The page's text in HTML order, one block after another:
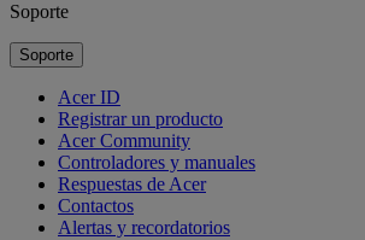
Soporte
Soporte
Acer ID
Registrar un producto
Acer Community
Controladores y manuales
Respuestas de Acer
Contactos
Alertas y recordatorios